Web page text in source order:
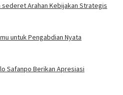
sederet Arahan Kebijakan Strategis
untuk Pengabdian Nyata
Safanpo Berikan Apresiasi